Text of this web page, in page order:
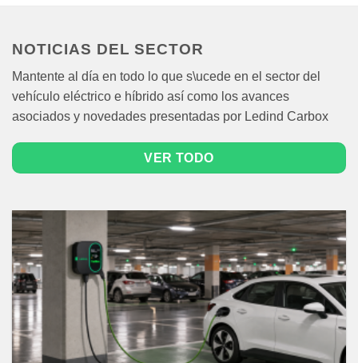
NOTICIAS DEL SECTOR
Mantente al día en todo lo que s\ucede en el sector del
vehículo eléctrico e híbrido así como los avances
asociados y novedades presentadas por Ledind Carbox
VER TODO